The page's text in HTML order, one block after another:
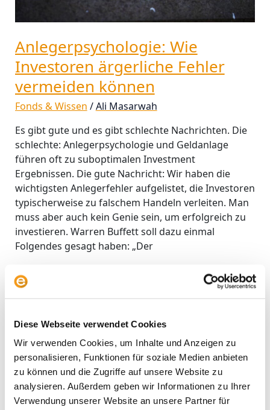
Diese Webseite verwendet Cookies
Wir verwenden Cookies, um Inhalte und Anzeigen zu
personalisieren, Funktionen für soziale Medien anbieten
zu können und die Zugriffe auf unsere Website zu
analysieren. Außerdem geben wir Informationen zu Ihrer
Verwendung unserer Website an unsere Partner für
Anlegerpsychologie: Wie
Investoren ärgerliche Fehler
vermeiden können
Fonds & Wissen /Ali Masarwah
Es gibt gute und es gibt schlechte Nachrichten. Die
schlechte: Anlegerpsychologie und Geldanlage
führen oft zu suboptimalen Investment
Ergebnissen. Die gute Nachricht: Wir haben die
wichtigsten Anlegerfehler aufgelistet, die Investoren
typischerweise zu falschem Handeln verleiten. Man
muss aber auch kein Genie sein, um erfolgreich zu
investieren. Warren Buffett soll dazu einmal
Folgendes gesagt haben: „Der
Weiterlesen »
Suchen